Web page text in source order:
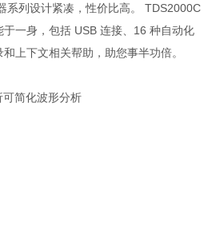
系列设计紧凑，性价比高。 TDS2000C
一身，包括 USB 连接、16 种自动化
上下文相关帮助，助您事半功倍。
简化波形分析